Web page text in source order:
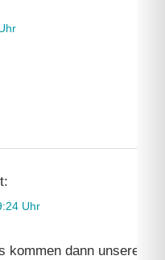
Uhr
kommen dann unsere